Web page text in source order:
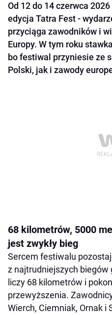
Od 12 do 14 czerwca
edycja Tatra Fest -
przyciąga zawodników i
Europy. W tym roku
bo festiwal przyniesie ze
Polski, jak i zawody
68 kilometrów, 5000
jest zwykły bieg
Sercem festiwalu
z najtrudniejszych biegów
liczy 68 kilometrów i
przewyższenia.
Wierch, Ciemniak, Ornak i